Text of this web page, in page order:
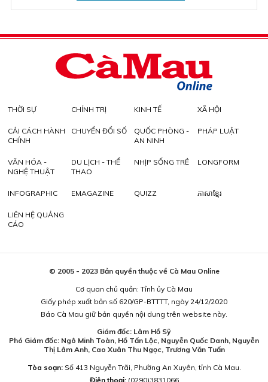
THỜI SỰ CHÍNH TRỊ KINH TẾ XÃ HỘI
CẢI CÁCH HÀNH
CHÍNH
CHUYỂN ĐỔI SỐ
QUỐC PHÒNG -
AN NINH
PHÁP LUẬT
VĂN HÓA -
NGHỆ THUẬT
DU LỊCH - THỂ
THAO
NHỊP SỐNG TRẺ LONGFORM
INFOGRAPHIC EMAGAZINE QUIZZ ភាសាខ្មែរ
LIÊN HỆ QUẢNG
CÁO
© 2005 - 2023 Bản quyền thuộc về Cà Mau Online
Cơ quan chủ quản: Tỉnh ủy Cà Mau
Giấy phép xuất bản số 620/GP-BTTTT, ngày 24/12/2020
Báo Cà Mau giữ bản quyền nội dung trên website này.
Giám đốc: Lâm Hồ Sỹ
Phó Giám đốc: Ngô Minh Toàn, Hồ Tấn Lộc, Nguyễn Quốc Danh, Nguyễn
Thị Lâm Anh, Cao Xuân Thu Ngọc, Trương Văn Tuấn
Tòa soạn:Số 413 Nguyễn Trãi, Phường An Xuyên, tỉnh Cà Mau.
Điện thoại: (0290)3831066